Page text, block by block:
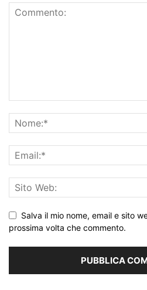
Salva il mio nome, email e sito
prossima volta che commento.